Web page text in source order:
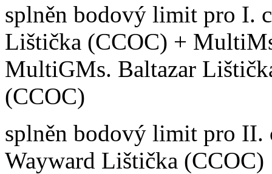
splněn bodový limit pro I.
Lištička (CCOC) +
MultiGMs. Baltazar
(CCOC)
splněn bodový limit pro II.
Wayward Lištička (CCOC)